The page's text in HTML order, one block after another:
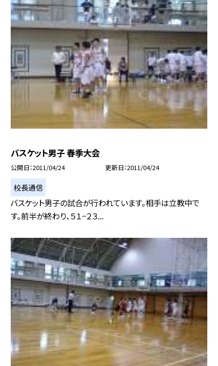
バスケット男子 春季大会
公開日 2011/04/24 更新日 2011/04/24
校長通信
バスケット男子の試合が行われています。相手は立教中で
す。前半が終わり、５１−２３...